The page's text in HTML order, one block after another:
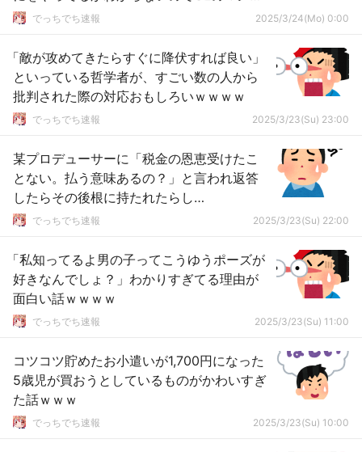
が描けない」
でっちでち速報 2025/3/24(Mo) 0:00
「敵が攻めてきたらすぐに降伏すれば良い」
といっている哲学者が、すごい数の人から
批判された際の対応おもしろいｗｗｗｗ
でっちでち速報 2025/3/23(Su) 23:00
某プロデューサーに「税金の恩恵受けたこ
とない。払う意味あるの？」と言われ返答
したらその後根に持たれたらし
い・・・・・
でっちでち速報 2025/3/23(Su) 22:00
「私知ってるよ男の子ってこうゆうポーズが
好きなんでしょ？」わかりすぎてる理由が
面白い話ｗｗｗｗ
でっちでち速報 2025/3/23(Su) 11:00
コツコツ貯めたお小遣いが1,700円になった
5歳児が買おうとしているものがかわいすぎ
た話ｗｗｗ
でっちでち速報 2025/3/23(Su) 10:00